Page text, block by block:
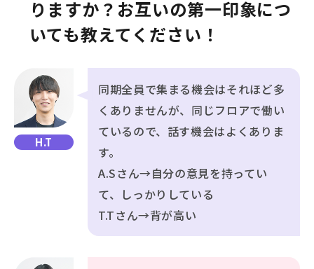
りますか？お互いの第一印象につ
いても教えてください！
H.T
同期全員で集まる機会はそれほど多
くありませんが、同じフロアで働い
ているので、話す機会はよくありま
す。
A.Sさん→自分の意見を持ってい
て、しっかりしている
T.Tさん→背が高い